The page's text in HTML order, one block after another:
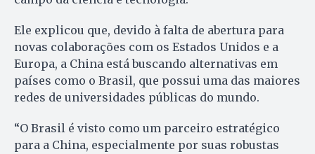
Ele explicou que, devido à falta de abertura para
novas colaborações com os Estados Unidos e a
Europa, a China está buscando alternativas em
países como o Brasil, que possui uma das maiores
redes de universidades públicas do mundo.
“O Brasil é visto como um parceiro estratégico
para a China, especialmente por suas robustas